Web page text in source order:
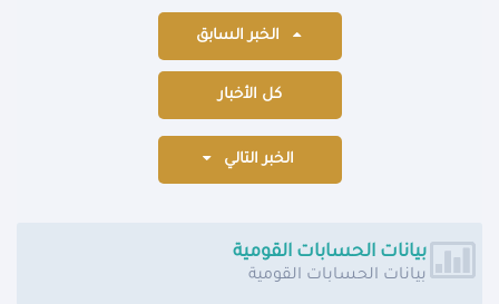
الخبر السابق
كل الأخبار
الخبر التالي
بيانات الحسابات القومية
بيانات الحسابات القومية